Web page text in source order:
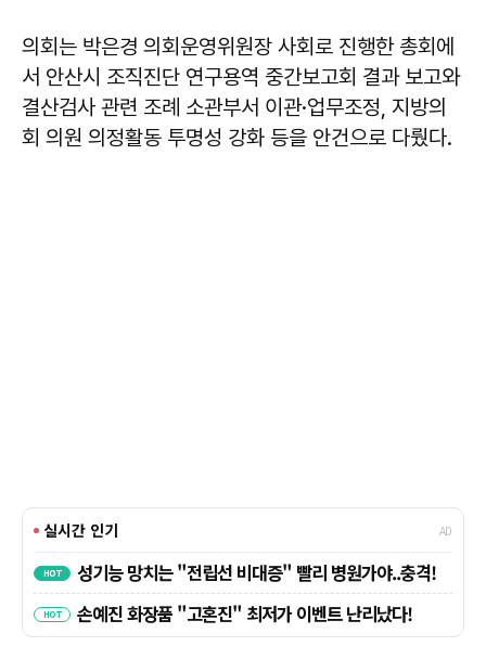
의회는 박은경 의회운영위원장 사회로 진행한 총회에
서 안산시 조직진단 연구용역 중간보고회 결과 보고와
결산검사 관련 조례 소관부서 이관·업무조정, 지방의
회 의원 의정활동 투명성 강화 등을 안건으로 다뤘다.